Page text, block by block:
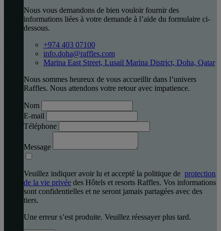
Nous vous demandons de bien vouloir fournir des
informations liées à votre demande à l’aide du formulaire ci-
dessous.
+974 403 07100
info.doha@raffles.com
Marina East Street, Lusail Marina District, Doha, Qatar
Nous sommes heureux de vous accueillir dans l’univers
Raffles. Nous attendons votre retour avec impatience.
Nom
E-mail
Téléphone
Message
Veuillez indiquer avoir lu et accepté la politique de protection
de la vie privée des Hôtels et resorts Raffles. Vos informations
sont confidentielles et ne seront jamais partagées avec des
tiers.
Une erreur s’est produite. Veuillez réessayer plus tard.